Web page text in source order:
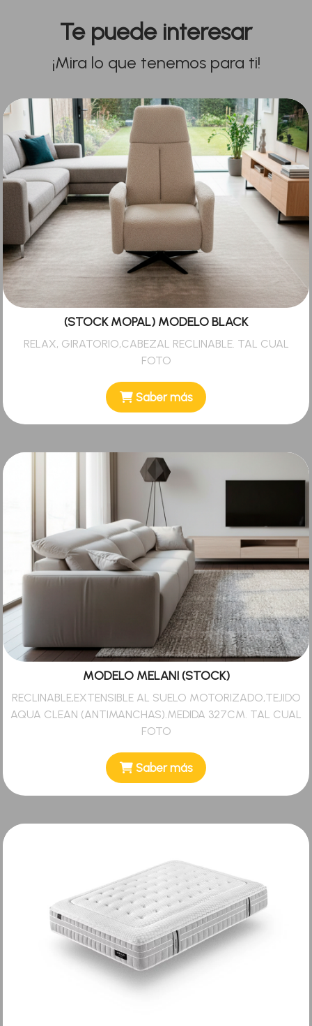
Te puede interesar
¡Mira lo que tenemos para ti!
(STOCK MOPAL) MODELO BLACK
RELAX, GIRATORIO,CABEZAL RECLINABLE. TAL CUAL
FOTO
Saber más
MODELO MELANI (STOCK)
RECLINABLE,EXTENSIBLE AL SUELO MOTORIZADO,TEJIDO
AQUA CLEAN (ANTIMANCHAS).MEDIDA 327CM. TAL CUAL
FOTO
Saber más